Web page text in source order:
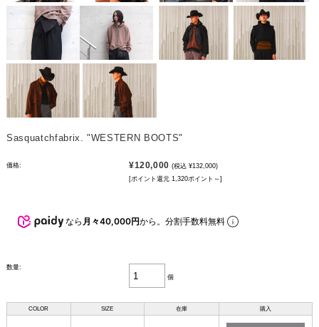
Sasquatchfabrix. "WESTERN BOOTS"
価格: ¥120,000 (税込 ¥132,000)
[ポイント還元 1,320ポイント～]
なら 月々40,000円から。分割手数料無料
数量:
個
COLOR SIZE 在庫 購入